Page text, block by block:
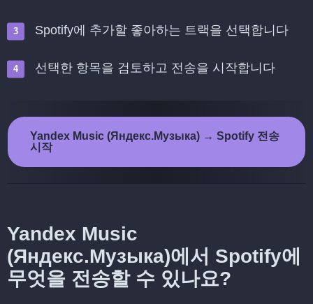
Spotify에 추가할 좋아하는 트랙을 선택합니다
선택한 항목을 검토하고 전송을 시작합니다
Yandex Music (Яндекс.Музыка) → Spotify 전송
시작
Yandex Music
(Яндекс.Музыка)에서 Spotify에
무엇을 전송할 수 있나요?